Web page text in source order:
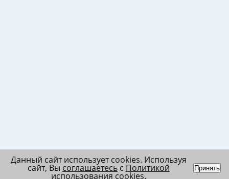
Данный сайт использует cookies. Используя
сайт, Вы соглашаетесьс Политикой
использования cookies.
Принять